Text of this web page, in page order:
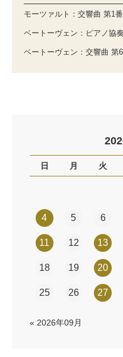
モーツァルト：交響曲 第1
ベートーヴェン：ピアノ協
ベートーヴェン：交響曲 第
日 月 火
4 5 6
11 12 13
18 19 20
25 26 27
« 2026年09月